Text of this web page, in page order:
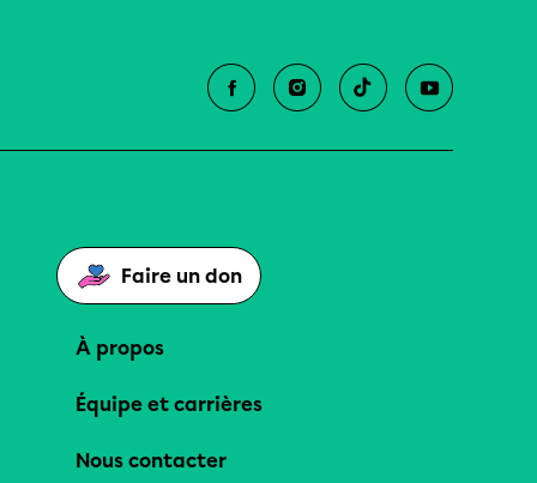
Faire un don
À propos
Équipe et carrières
Nous contacter